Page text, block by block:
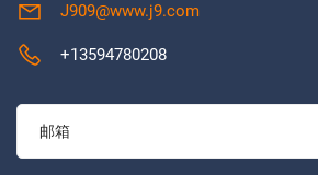
J909@www.j9.com
+13594780208